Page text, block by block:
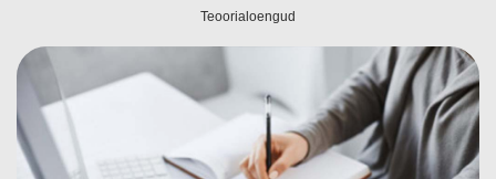
Teoorialoengud